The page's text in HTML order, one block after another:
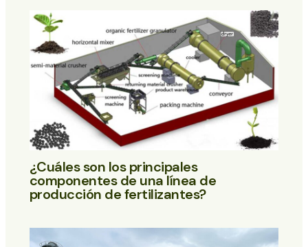
¿Cuáles son los principales
componentes de una línea de
producción de fertilizantes?